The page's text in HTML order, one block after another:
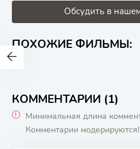
Обсудить в
ПОХОЖИЕ ФИЛЬМЫ:
КОММЕНТАРИИ (1)
Минимальная длина
Комментарии модерируются!